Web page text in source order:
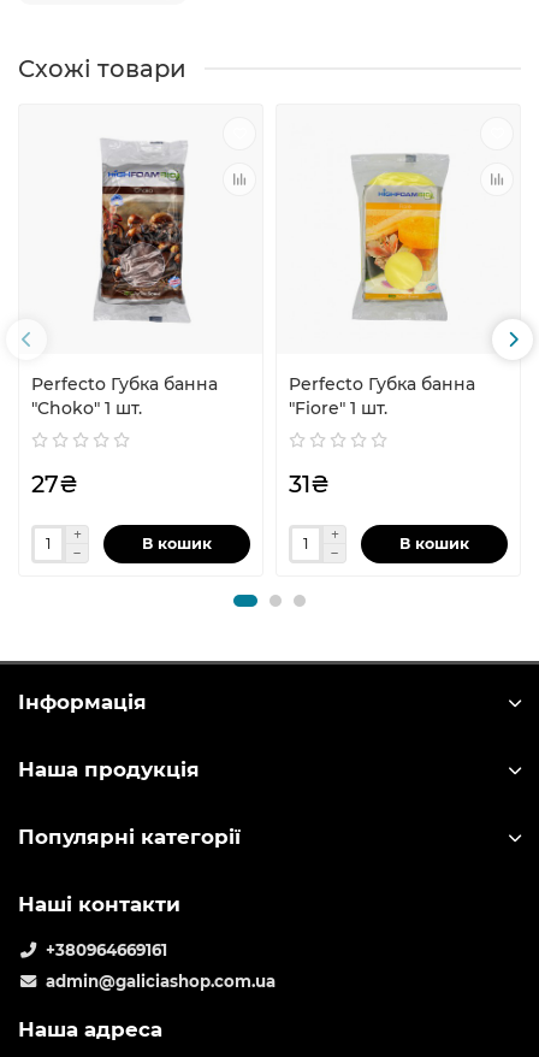
Схожі товари
Perfecto Губка банна
"Choko" 1 шт.
27₴
В кошик
Perfecto Губка банна
"Fiore" 1 шт.
31₴
В кошик
Інформація
Наша продукція
Популярні категорії
Наші контакти
+380964669161
admin@galiciashop.com.ua
Наша адреса